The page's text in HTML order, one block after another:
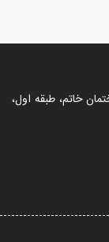
بین خیابان 12 و 14، ساختمان خاتم، طبقه اول،